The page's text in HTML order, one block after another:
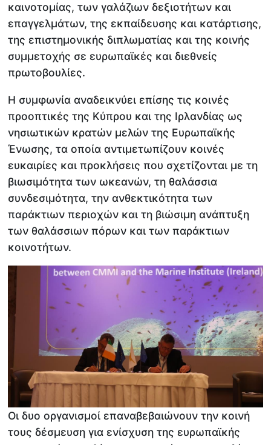
καινοτομίας, των γαλάζιων δεξιοτήτων και
επαγγελμάτων, της εκπαίδευσης και κατάρτισης,
της επιστημονικής διπλωματίας και της κοινής
συμμετοχής σε ευρωπαϊκές και διεθνείς
πρωτοβουλίες.
Η συμφωνία αναδεικνύει επίσης τις κοινές
προοπτικές της Κύπρου και της Ιρλανδίας ως
νησιωτικών κρατών μελών της Ευρωπαϊκής
Ένωσης, τα οποία αντιμετωπίζουν κοινές
ευκαιρίες και προκλήσεις που σχετίζονται με τη
βιωσιμότητα των ωκεανών, τη θαλάσσια
συνδεσιμότητα, την ανθεκτικότητα των
παράκτιων περιοχών και τη βιώσιμη ανάπτυξη
των θαλάσσιων πόρων και των παράκτιων
κοινοτήτων.
Οι δυο οργανισμοί επαναβεβαιώνουν την κοινή
τους δέσμευση για ενίσχυση της ευρωπαϊκής